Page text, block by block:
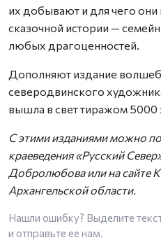
их добывают и для чего
сказочной истории —
любых драгоценностей.
Дополняют издание
северодвинского
вышла в свет тиражом 5000
С этими изданиями можно
краеведения «Русский
Добролюбова или на сайте
Архангельской области.
Нашли ошибку? Выделите
и отправьте ее нам.